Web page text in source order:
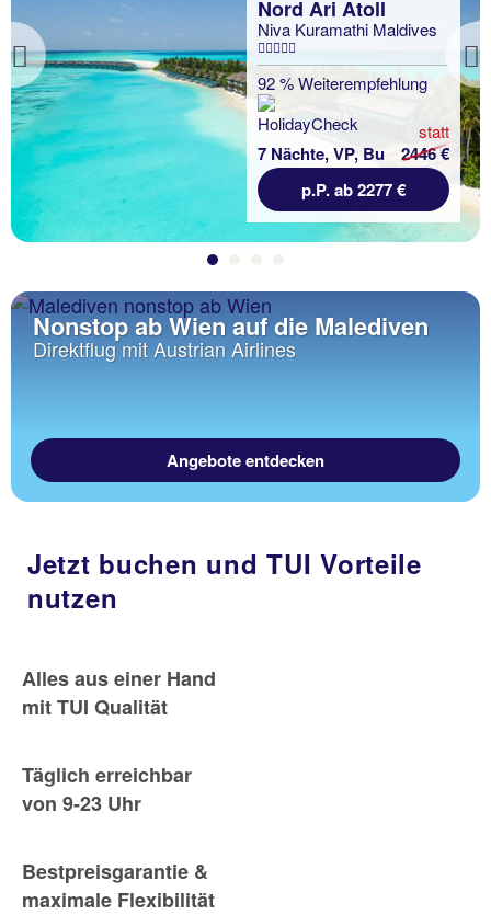
Previous
Nord Ari Atoll
Niva Kuramathi Maldives
92 % Weiterempfehlung
7 Nächte, VP, Bu
statt
2446 €
p.P. ab 2277 €
Nonstop ab Wien auf die Malediven
Direktflug mit Austrian Airlines
Angebote entdecken
Jetzt buchen und TUI Vorteile
nutzen
Alles aus einer Hand
mit TUI Qualität
Täglich erreichbar
von 9-23 Uhr
Bestpreisgarantie &
maximale Flexibilität